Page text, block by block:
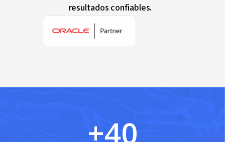
resultados confiables.
+40